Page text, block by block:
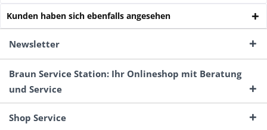
Kunden haben sich ebenfalls angesehen
Newsletter
Braun Service Station: Ihr Onlineshop mit Beratung
und Service
Shop Service